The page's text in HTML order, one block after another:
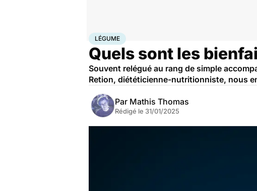
AccueilBien-être
LÉGUME
Quels sont les
Souvent relégué au rang de simple
Retion, diététicienne-nutritionniste, nous
Par Mathis Thomas
Rédigé le 31/01/2025